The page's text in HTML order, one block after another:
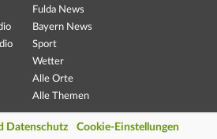
Fulda News
Bayern News
Sport
Wetter
Alle Orte
Alle Themen
Datenschutz Cookie-Einstellungen